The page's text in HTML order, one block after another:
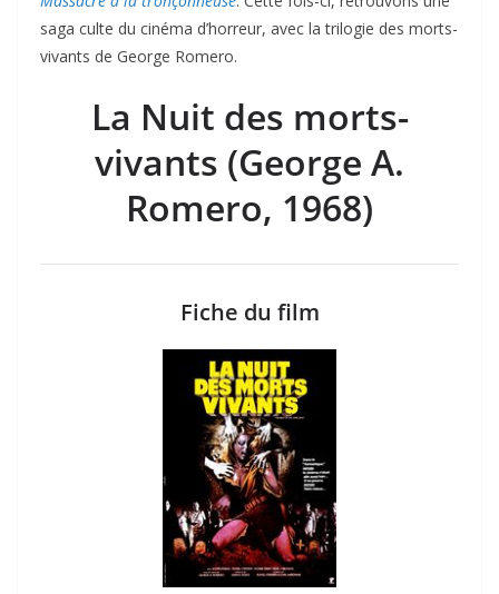
saga culte du cinéma d’horreur, avec la trilogie des morts-
vivants de George Romero.
La Nuit des morts-
vivants (George A.
Romero, 1968)
Fiche du film